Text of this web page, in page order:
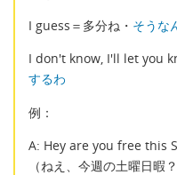
I guess＝多分ね・ そうな
I don't know, I'll let you
するわ
例：
A: Hey are you free this
（ねえ、今週の土曜日暇？